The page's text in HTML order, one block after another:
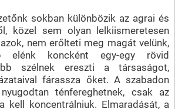
sokban különbözik az agrai és
közel sem olyan lelkiismeretesen
nem erőlteti meg magát velünk,
elénk koncként egy-egy rövid
szélnek ereszti a társaságot,
fárassza őket. A szabadon
ténfereghetnek, csak az
kell koncentrálniuk. Elmaradását, a